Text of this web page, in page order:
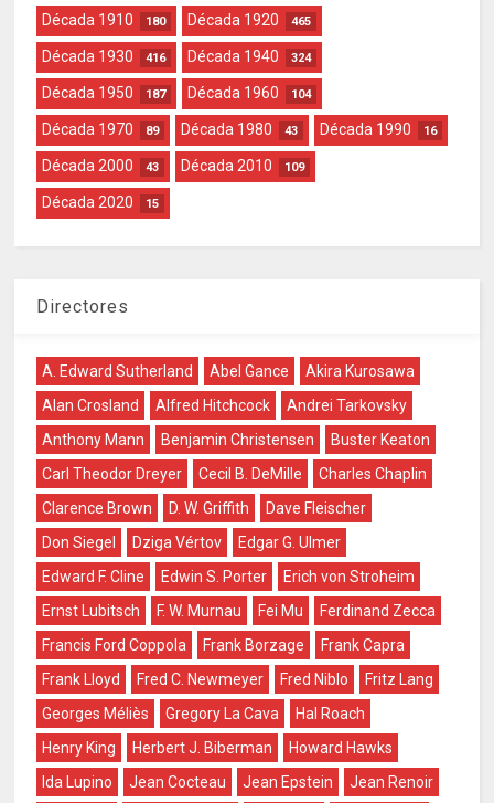
Década 1910 180 Década 1920 465
Década 1930 416 Década 1940 324
Década 1950 187 Década 1960 104
Década 1970 89 Década 1980 43 Década 1990 16
Década 2000 43 Década 2010 109
Década 2020 15
Directores
A. Edward Sutherland Abel Gance
Akira Kurosawa
Alan Crosland
Alfred Hitchcock
Andrei Tarkovsky
Anthony Mann
Benjamin Christensen
Buster Keaton
Carl Theodor Dreyer
Cecil B. DeMille
Charles Chaplin
Clarence Brown
D. W. Griffith
Dave Fleischer
Don Siegel
Dziga Vértov
Edgar G. Ulmer
Edward F. Cline
Edwin S. Porter
Erich von Stroheim
Ernst Lubitsch
F. W. Murnau Fei Mu
Ferdinand Zecca
Francis Ford Coppola
Frank Borzage
Frank Capra
Frank Lloyd
Fred C. Newmeyer Fred Niblo
Fritz Lang
Georges Méliès
Gregory La Cava
Hal Roach
Henry King
Herbert J. Biberman
Howard Hawks
Ida Lupino
Jean Cocteau Jean Epstein
Jean Renoir